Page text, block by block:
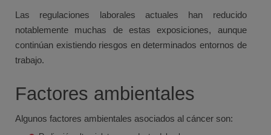
Las regulaciones laborales actuales han reducido
notablemente muchas de estas exposiciones, aunque
continúan existiendo riesgos en determinados entornos de
trabajo.
Factores ambientales
Algunos factores ambientales asociados al cáncer son: